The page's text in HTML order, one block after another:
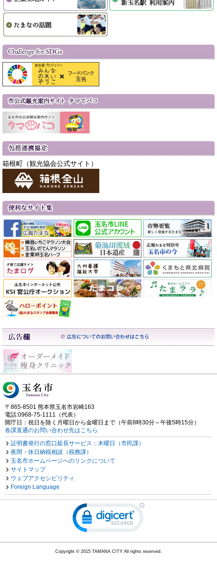
箱根町（観光協会公式サイト）
〒865-8501 熊本県玉名市岩崎163
電話:0968-75-1111（代表）
開庁日：祝日を除く月曜日から金曜日まで（午前8時30分～午後5時15分）
各課直通のお問い合わせ先はこちら
証明書発行の窓口延長サービス：木曜日（市民課）
夜間・休日納税相談（税務課）
玉名市ホームページへのリンクについて
サイトマップ
ウェブアクセシビリティ
Foreign Language
Copyright © 2015 TAMANA CITY All rights reserved.